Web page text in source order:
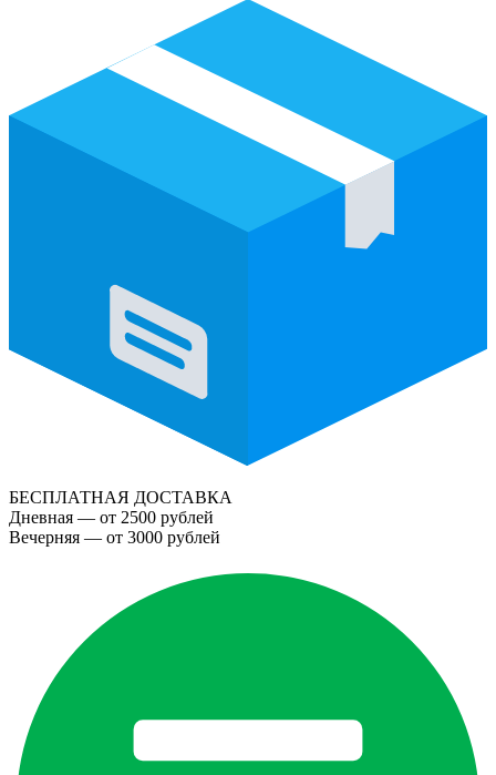
БЕСПЛАТНАЯ ДОСТАВКА
Дневная — от 2500 рублей
Вечерняя — от 3000 рублей